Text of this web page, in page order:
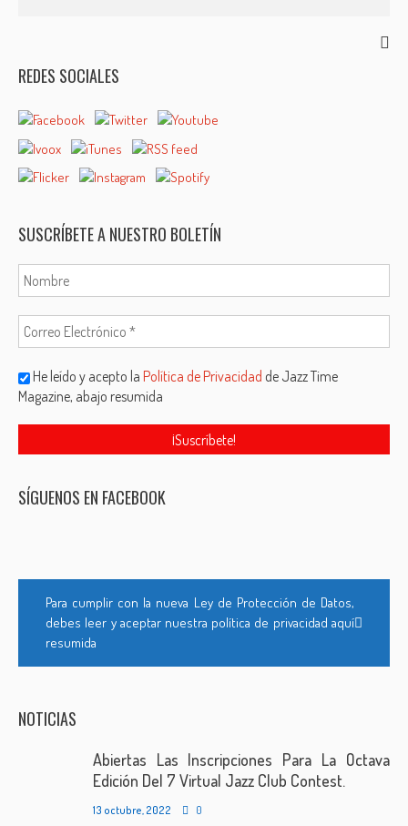
REDES SOCIALES
SUSCRÍBETE A NUESTRO BOLETÍN
He leído y acepto laPolítica de Privacidad de Jazz Time
Magazine, abajo resumida
SÍGUENOS EN FACEBOOK
Para cumplir con la nueva Ley de Protección de Datos,
debes leer y aceptar nuestra política de privacidad aquí
resumida
NOTICIAS
Abiertas Las Inscripciones Para La Octava
Edición Del 7 Virtual Jazz Club Contest.
13 octubre, 2022 0